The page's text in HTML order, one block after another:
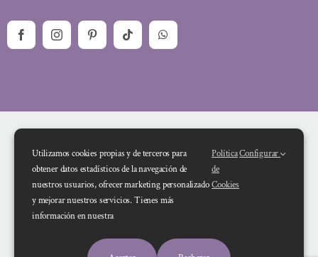
Financiado por la Unión Europea – NextGenerationEU. Sin embargo, los
autores y no reflejan necesariamente los de la Unión Europea o la Comisión
Utilizamos cookies propias y de terceros para
obtener datos estadísticos de la navegación de
nuestros usuarios, ofrecer marketing personalizado
y mejorar nuestros servicios. Tienes más
información en nuestra
Política
de
Cookies
Configurar